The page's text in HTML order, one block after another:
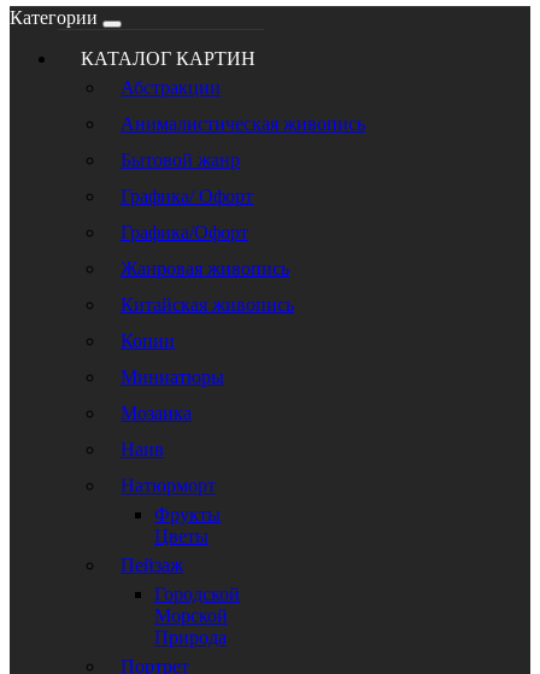
Категории
КАТАЛОГ КАРТИН
Абстракции
Анималистическая живопись
Бытовой жанр
Графика/ Офорт
Графика/Офорт
Жанровая живопись
Китайская живопись
Копии
Миниатюры
Мозаика
Наив
Натюрморт
Фрукты
Цветы
Пейзаж
Городской
Морской
Природа
Портрет